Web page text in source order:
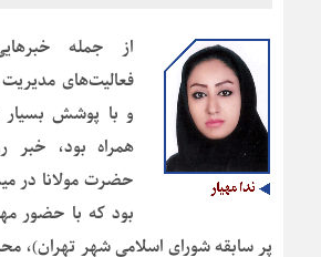
از جمله
فعالیت‌های
و با پوشش بسیار
همراه بود، خبر
حضرت مولانا در
بود که با حضور
پر سابقه شورای اسلامی شهر تهران)،